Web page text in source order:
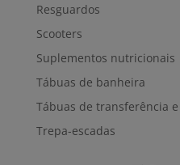
Resguardos
Scooters
Suplementos nutricionais
Tábuas de banheira
Tábuas de transferência
Trepa-escadas